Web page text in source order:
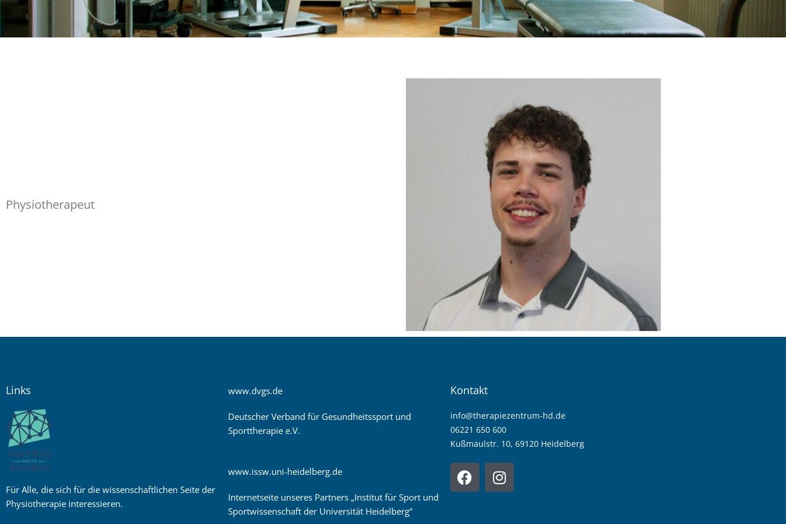
Physiotherapeut
Links
Für Alle, die sich für die wissenschaftlichen Seite der
Physiotherapie interessieren.
www.dvgs.de
Deutscher Verband für Gesundheitssport und
Sporttherapie e.V.
www.issw.uni-heidelberg.de
Internetseite unseres Partners „Institut für Sport und
Sportwissenschaft der Universität Heidelberg“
Kontakt
info@therapiezentrum-hd.de
06221 650 600
Kußmaulstr. 10, 69120 Heidelberg
F
a
c
I
n
s